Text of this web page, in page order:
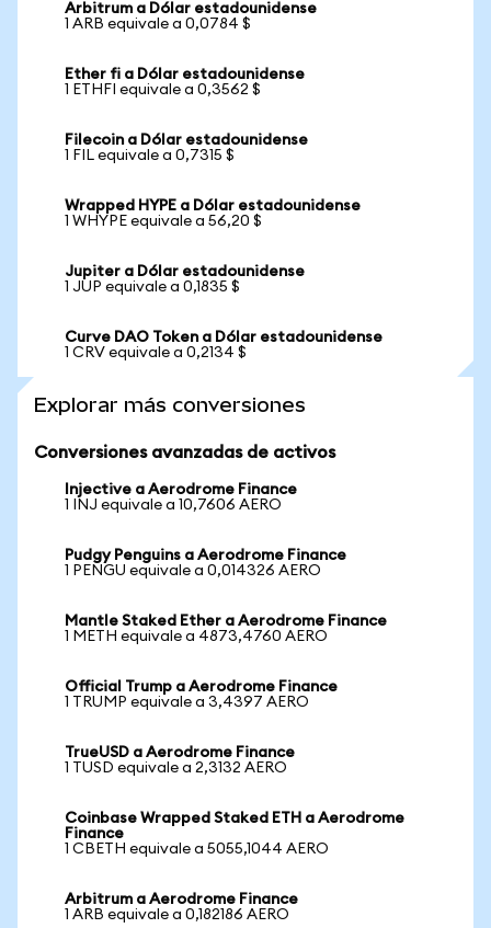
Arbitrum a Dólar estadounidense
1 ARB equivale a 0,0784 $
Ether fi a Dólar estadounidense
1 ETHFI equivale a 0,3562 $
Filecoin a Dólar estadounidense
1 FIL equivale a 0,7315 $
Wrapped HYPE a Dólar estadounidense
1 WHYPE equivale a 56,20 $
Jupiter a Dólar estadounidense
1 JUP equivale a 0,1835 $
Curve DAO Token a Dólar estadounidense
1 CRV equivale a 0,2134 $
Explorar más conversiones
Conversiones avanzadas de activos
Injective a Aerodrome Finance
1 INJ equivale a 10,7606 AERO
Pudgy Penguins a Aerodrome Finance
1 PENGU equivale a 0,014326 AERO
Mantle Staked Ether a Aerodrome Finance
1 METH equivale a 4873,4760 AERO
Official Trump a Aerodrome Finance
1 TRUMP equivale a 3,4397 AERO
TrueUSD a Aerodrome Finance
1 TUSD equivale a 2,3132 AERO
Coinbase Wrapped Staked ETH a Aerodrome
Finance
1 CBETH equivale a 5055,1044 AERO
Arbitrum a Aerodrome Finance
1 ARB equivale a 0,182186 AERO